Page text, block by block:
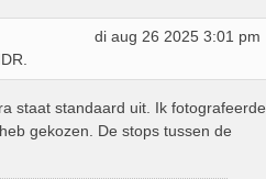
di aug 26 2025 3:01 pm
staat standaard uit. Ik fotografeerde
gekozen. De stops tussen de